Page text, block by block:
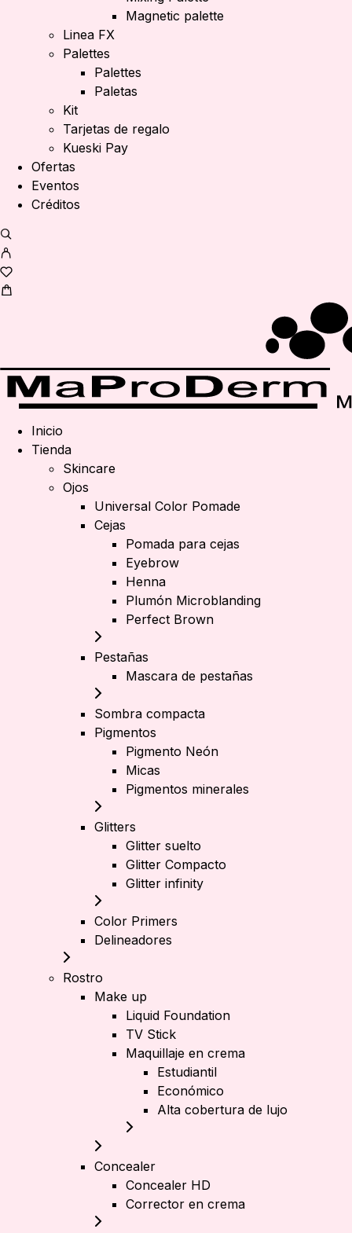
Magnetic palette
Linea FX
Palettes
Palettes
Paletas
Kit
Tarjetas de regalo
Kueski Pay
Ofertas
Eventos
Créditos
Inicio
Tienda
Skincare
Ojos
Universal Color Pomade
Cejas
Pomada para cejas
Eyebrow
Henna
Plumón Microblanding
Perfect Brown
Pestañas
Mascara de pestañas
Sombra compacta
Pigmentos
Pigmento Neón
Micas
Pigmentos minerales
Glitters
Glitter suelto
Glitter Compacto
Glitter infinity
Color Primers
Delineadores
Rostro
Make up
Liquid Foundation
TV Stick
Maquillaje en crema
Estudiantil
Económico
Alta cobertura de lujo
Concealer
Concealer HD
Corrector en crema